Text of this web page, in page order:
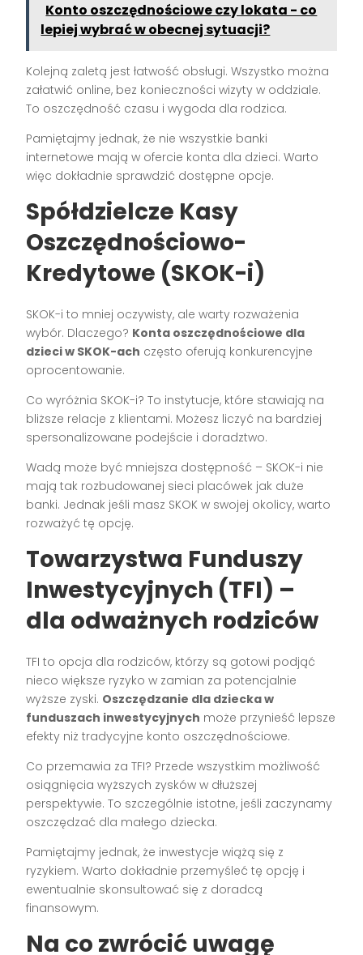
Konto oszczędnościowe czy lokata - co
lepiej wybrać w obecnej sytuacji?
Kolejną zaletą jest łatwość obsługi. Wszystko można
załatwić online, bez konieczności wizyty w oddziale.
To oszczędność czasu i wygoda dla rodzica.
Pamiętajmy jednak, że nie wszystkie banki
internetowe mają w ofercie konta dla dzieci. Warto
więc dokładnie sprawdzić dostępne opcje.
Spółdzielcze Kasy
Oszczędnościowo-
Kredytowe (SKOK-i)
SKOK-i to mniej oczywisty, ale warty rozważenia
wybór. Dlaczego? Konta oszczędnościowe dla
dzieci w SKOK-ach często oferują konkurencyjne
oprocentowanie.
Co wyróżnia SKOK-i? To instytucje, które stawiają na
bliższe relacje z klientami. Możesz liczyć na bardziej
spersonalizowane podejście i doradztwo.
Wadą może być mniejsza dostępność – SKOK-i nie
mają tak rozbudowanej sieci placówek jak duże
banki. Jednak jeśli masz SKOK w swojej okolicy, warto
rozważyć tę opcję.
Towarzystwa Funduszy
Inwestycyjnych (TFI) –
dla odważnych rodziców
TFI to opcja dla rodziców, którzy są gotowi podjąć
nieco większe ryzyko w zamian za potencjalnie
wyższe zyski. Oszczędzanie dla dziecka w
funduszach inwestycyjnych może przynieść lepsze
efekty niż tradycyjne konto oszczędnościowe.
Co przemawia za TFI? Przede wszystkim możliwość
osiągnięcia wyższych zysków w dłuższej
perspektywie. To szczególnie istotne, jeśli zaczynamy
oszczędzać dla małego dziecka.
Pamiętajmy jednak, że inwestycje wiążą się z
ryzykiem. Warto dokładnie przemyśleć tę opcję i
ewentualnie skonsultować się z doradcą
finansowym.
Na co zwrócić uwagę